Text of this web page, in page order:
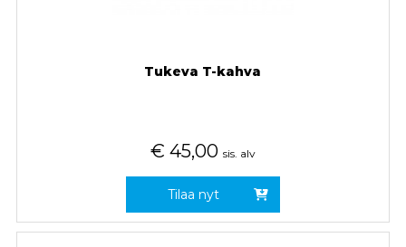
Tukeva T-kahva
€ 45,00 sis. alv
Tilaa nyt